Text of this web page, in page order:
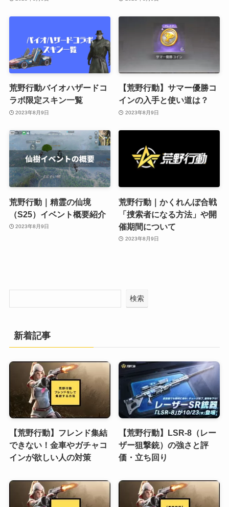
荒野行動バイオハザードコ
ラボ限定スキン一覧
2023年8月9日
【荒野行動】サマー優勝コ
インの入手と使い道は？
2023年8月9日
荒野行動｜精霊の仙境
（S25）イベント概要紹介
2023年8月9日
荒野行動｜かくれんぼ合戦
「捜索者になる方法」や開
催期間について
2023年8月9日
検索
新着記事
【荒野行動】フレンド集結
できない！金車やガチャコ
インが欲しい人の対策
【荒野行動】LSR-8（レー
ザー狙撃銃）の強さと評
価・立ち回り